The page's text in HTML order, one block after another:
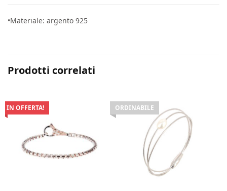
•Materiale: argento 925
Prodotti correlati
IN OFFERTA! ORDINABILE